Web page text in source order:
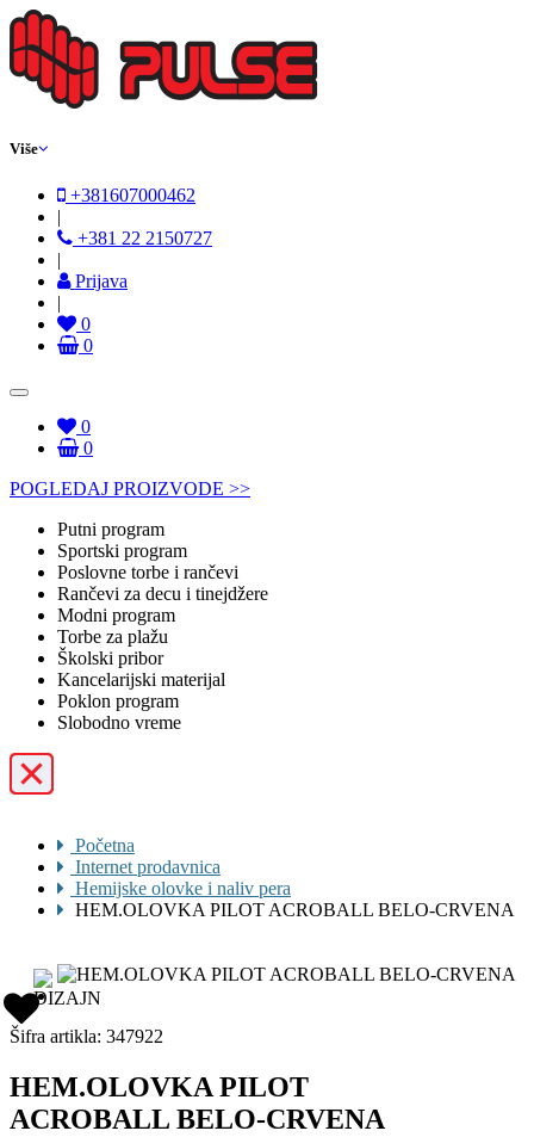
Više
+381607000462
|
+381 22 2150727
|
Prijava
|
0
0
0
0
POGLEDAJ PROIZVODE >>
Putni program
Sportski program
Poslovne torbe i rančevi
Rančevi za decu i tinejdžere
Modni program
Torbe za plažu
Školski pribor
Kancelarijski materijal
Poklon program
Slobodno vreme
Početna
Internet prodavnica
Hemijske olovke i naliv pera
HEM.OLOVKA PILOT ACROBALL BELO-CRVENA
Šifra artikla: 347922
HEM.OLOVKA PILOT
ACROBALL BELO-CRVENA